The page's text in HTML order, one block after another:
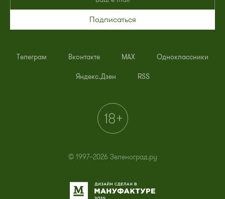
Подписаться
Телеграм Вконтакте MAX Одноклассники
Яндекс.Дзен RSS
© 1997–2026 Зеленоград.ру